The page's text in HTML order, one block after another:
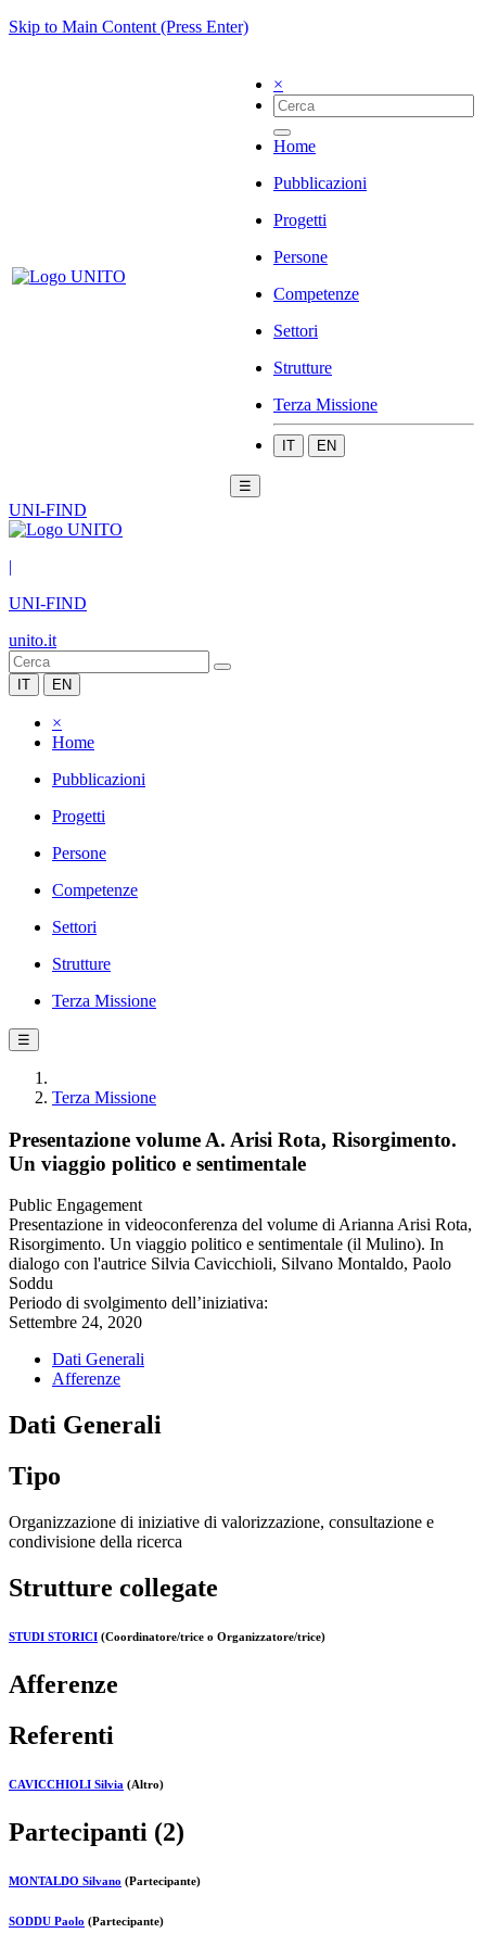
Skip to Main Content (Press Enter)
×
Home
Pubblicazioni
Progetti
Persone
Competenze
Settori
Strutture
Terza Missione
IT EN
☰
UNI-FIND
|
UNI-FIND
unito.it
IT EN
×
Home
Pubblicazioni
Progetti
Persone
Competenze
Settori
Strutture
Terza Missione
☰
Terza Missione
Presentazione volume A. Arisi Rota, Risorgimento.
Un viaggio politico e sentimentale
Public Engagement
Presentazione in videoconferenza del volume di Arianna Arisi Rota,
Risorgimento. Un viaggio politico e sentimentale (il Mulino). In
dialogo con l'autrice Silvia Cavicchioli, Silvano Montaldo, Paolo
Soddu
Periodo di svolgimento dell’iniziativa:
Settembre 24, 2020
Dati Generali
Afferenze
Dati Generali
Tipo
Organizzazione di iniziative di valorizzazione, consultazione e
condivisione della ricerca
Strutture collegate
STUDI STORICI (Coordinatore/trice o Organizzatore/trice)
Afferenze
Referenti
CAVICCHIOLI Silvia (Altro)
Partecipanti (2)
MONTALDO Silvano (Partecipante)
SODDU Paolo (Partecipante)